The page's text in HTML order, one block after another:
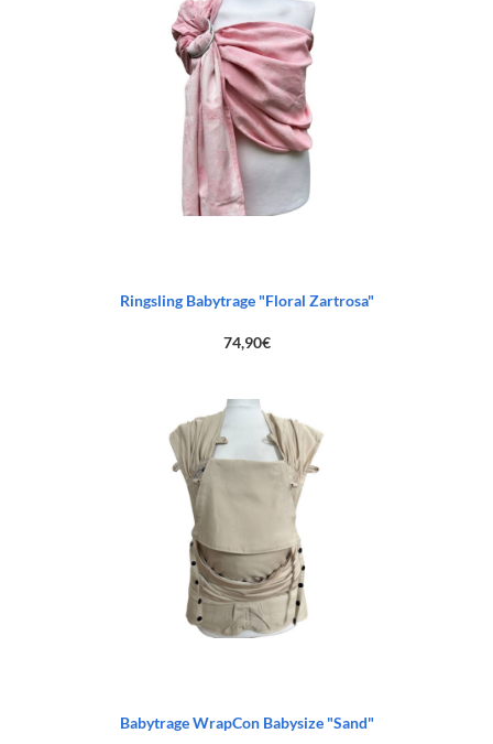
Ringsling Babytrage "Floral Zartrosa"
74,90€
Babytrage WrapCon Babysize "Sand"